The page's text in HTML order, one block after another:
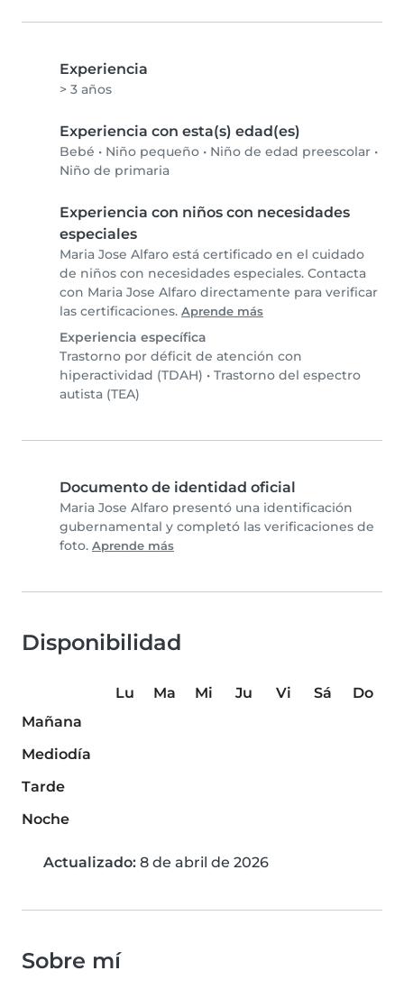
Experiencia
> 3 años
Experiencia con esta(s) edad(es)
Bebé • Niño pequeño • Niño de edad preescolar •
Niño de primaria
Experiencia con niños con necesidades
especiales
Maria Jose Alfaro está certificado en el cuidado
de niños con necesidades especiales. Contacta
con Maria Jose Alfaro directamente para verificar
las certificaciones. Aprende más
Experiencia específica
Trastorno por déficit de atención con
hiperactividad (TDAH) • Trastorno del espectro
autista (TEA)
Documento de identidad oficial
Maria Jose Alfaro presentó una identificación
gubernamental y completó las verificaciones de
foto. Aprende más
Disponibilidad
Lu Ma Mi Ju Vi Sá
Do
Mañana
Mediodía
Tarde
Noche
Actualizado: 8 de abril de 2026
Sobre mí